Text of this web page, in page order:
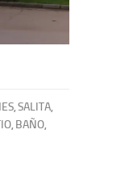
SALITA,
BAÑO,